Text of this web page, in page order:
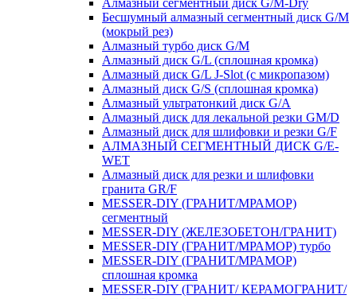
Алмазный сегментный диск G/M-Dry
Бесшумный алмазный сегментный диск G/M
(мокрый рез)
Алмазный турбо диск G/M
Алмазный диск G/L (сплошная кромка)
Алмазный диск G/L J-Slot (с микропазом)
Алмазный диск G/S (сплошная кромка)
Алмазный ультратонкий диск G/A
Алмазный диск для лекальной резки GM/D
Алмазный диск для шлифовки и резки G/F
АЛМАЗНЫЙ СЕГМЕНТНЫЙ ДИСК G/E-
WET
Алмазный диск для резки и шлифовки
гранита GR/F
MESSER-DIY (ГРАНИТ/МРАМОР)
сегментный
MESSER-DIY (ЖЕЛЕЗОБЕТОН/ГРАНИТ)
MESSER-DIY (ГРАНИТ/МРАМОР) турбо
MESSER-DIY (ГРАНИТ/МРАМОР)
сплошная кромка
MESSER-DIY (ГРАНИТ/ КЕРАМОГРАНИТ/